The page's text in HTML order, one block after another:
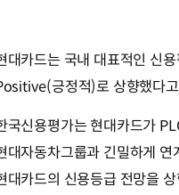
대카드는 국내 대표적인 신
긍정적)로 상향했다
국신용평가는 현대카드가
대자동차그룹과 긴밀하게
대카드의 신용등급 전망을